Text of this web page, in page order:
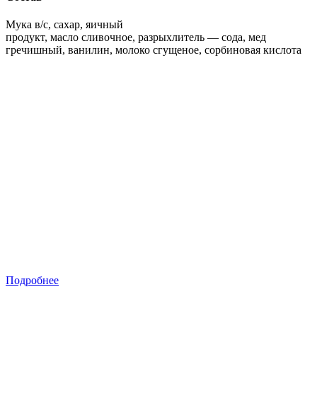
Мука в/с, сахар, яичный
продукт, масло сливочное, разрыхлитель — сода, мед
гречишный, ванилин, молоко сгущеное, сорбиновая кислота
Подробнее